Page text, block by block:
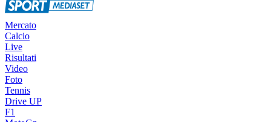
Mercato
Calcio
Live
Risultati
Video
Foto
Tennis
Drive UP
F1